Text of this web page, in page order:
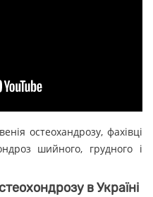
остеохандрозу, фахівці
шийного, грудного і
в Україні